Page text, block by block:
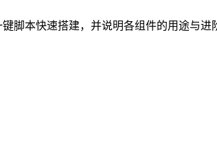
脚本快速搭建，并说明各组件的用途与进